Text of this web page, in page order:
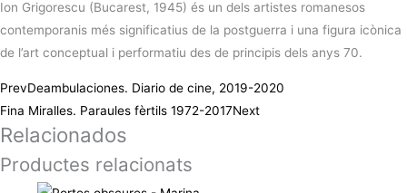
Ion Grigorescu (Bucarest, 1945) és un dels artistes romanesos
contemporanis més significatius de la postguerra i una figura icònica
de l’art conceptual i performatiu des de principis dels anys 70.
PrevDeambulaciones. Diario de cine, 2019-2020
Fina Miralles. Paraules fèrtils 1972-2017Next
Relacionados
Productes relacionats